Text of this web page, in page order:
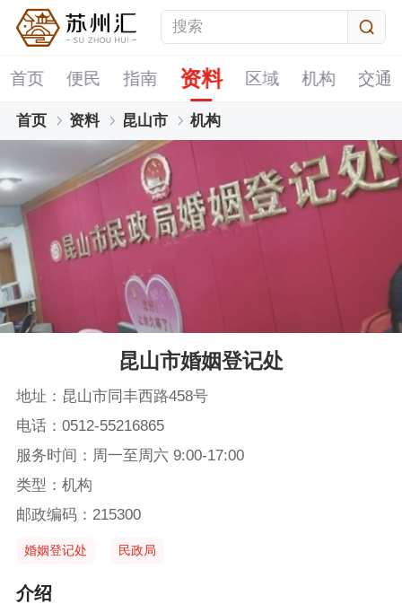
首页 便民 指南 资料 区域 机构 交通
首页 资料 昆山市 机构
昆山市婚姻登记处
地址：昆山市同丰西路458号
电话：0512-55216865
服务时间：周一至周六 9:00-17:00
类型：机构
邮政编码：215300
婚姻登记处 民政局
介绍